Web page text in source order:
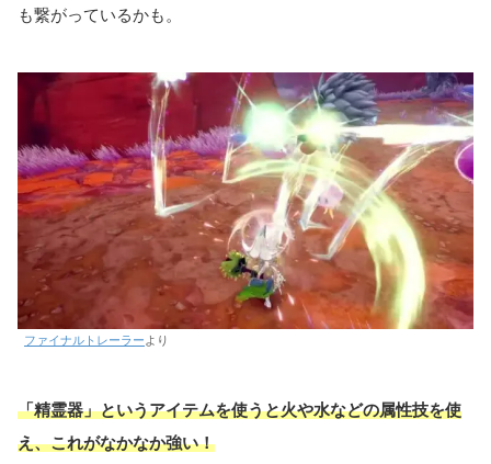
も繋がっているかも。
ファイナルトレーラー より
「精霊器」というアイテムを使うと火や水などの属性技を使
え、これがなかなか強い！